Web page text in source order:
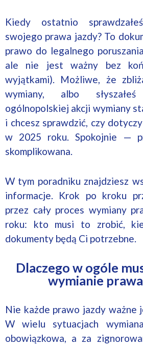
Kiedy ostatnio
swojego prawa jazdy? To
prawo do legalnego
ale nie jest ważny bez
wyjątkami). Możliwe, że
wymiany, albo
ogólnopolskiej akcji wymiany
i chcesz sprawdzić, czy
w 2025 roku. Spokojnie —
skomplikowana.
W tym poradniku znajdziesz
informacje. Krok po kroku
przez cały proces wymiany
roku: kto musi to zrobić,
dokumenty będą Ci potrzebne.
Dlaczego w ogóle
wymianie
Nie każde prawo jazdy ważne
W wielu sytuacjach
obowiązkowa, a za